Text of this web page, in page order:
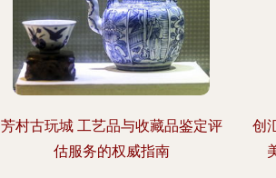
芳村古玩城 工艺品与收藏品鉴定评
估服务的权威指南
创